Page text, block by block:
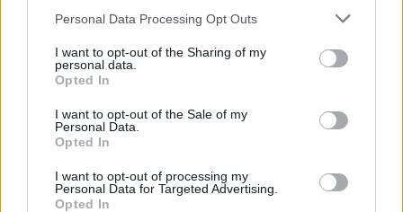
Personal Data Processing Opt Outs
I want to opt-out of the Sharing of my
personal data.
Opted In
I want to opt-out of the Sale of my
Personal Data.
Opted In
I want to opt-out of processing my
Personal Data for Targeted Advertising.
Opted In
nebudou tolerovány.
Luboš Pavlovič: Veřejnost může do poloviny srpna
připomínkovat plavební kanál u Přelouče
3.8.2026
Diskuse: 16
července 2026 zahájení
zjišťovacího řízení pro záměr